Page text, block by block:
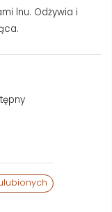
lnu. Odżywia i